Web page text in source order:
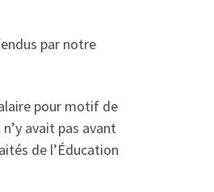
par notre
pour motif de
avait pas avant
de l’Éducation